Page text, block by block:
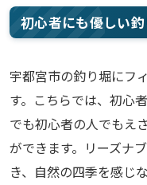
初心者にも優しい
宇都宮市の釣り堀にフ
す。こちらでは、初心
でも初心者の人でもえ
ができます。リーズナ
き、自然の四季を感じ